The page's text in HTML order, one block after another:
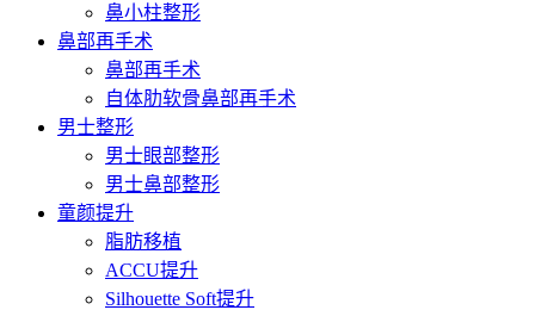
鼻小柱整形
鼻部再手术
鼻部再手术
自体肋软骨鼻部再手术
男士整形
男士眼部整形
男士鼻部整形
童颜提升
脂肪移植
ACCU提升
Silhouette Soft提升